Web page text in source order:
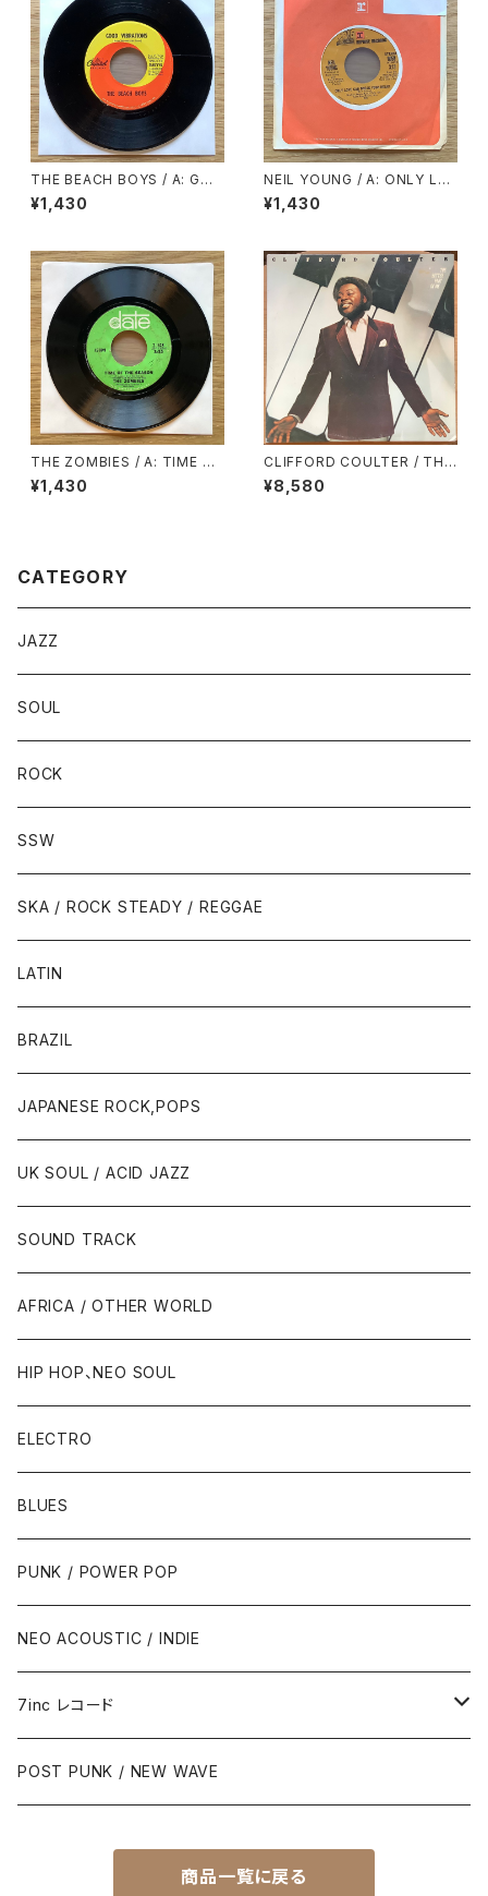
THE BEACH BOYS / A: GOO
D VIBRATIONS / B: LET’S G
O AWAY FOR AWHILE
¥1,430
NEIL YOUNG / A: ONLY LO
VE CAN BREAK YOUR HEAR
T / B: BIRDS
¥1,430
THE ZOMBIES / A: TIME OF
THE SEASON / B: FRIENDS
OF MINE
¥1,430
CLIFFORD COULTER / THE
BETTER PART OF ME
¥8,580
CATEGORY
JAZZ
SOUL
ROCK
SSW
SKA / ROCK STEADY / REGGAE
LATIN
BRAZIL
JAPANESE ROCK,POPS
UK SOUL / ACID JAZZ
SOUND TRACK
AFRICA / OTHER WORLD
HIP HOP、NEO SOUL
ELECTRO
BLUES
PUNK / POWER POP
NEO ACOUSTIC / INDIE
7inc レコード
PUNK / 2TONE
POST PUNK / NEW WAVE
商品一覧に戻る